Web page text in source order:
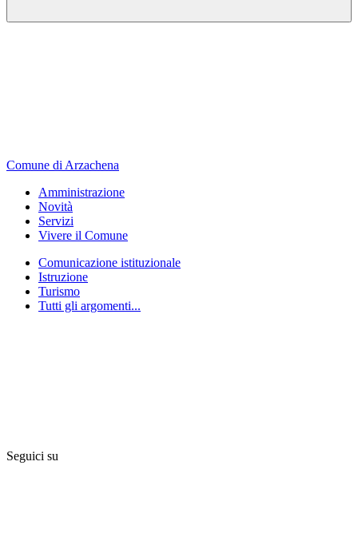
Comune di Arzachena
Amministrazione
Novità
Servizi
Vivere il Comune
Comunicazione istituzionale
Istruzione
Turismo
Tutti gli argomenti...
Seguici su